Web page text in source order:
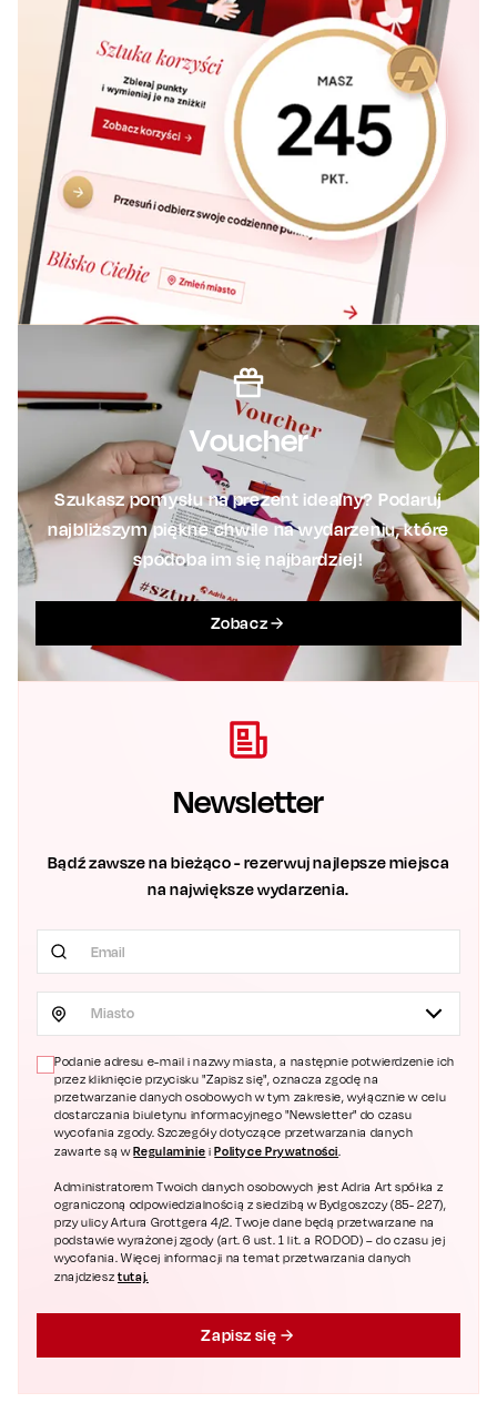
Voucher
Szukasz pomysłu na prezent idealny? Podaruj
najbliższym piękne chwile na wydarzeniu, które
spodoba im się najbardziej!
Zobacz
Newsletter
Bądź zawsze na bieżąco - rezerwuj najlepsze miejsca
na największe wydarzenia.
Miasto
Podanie adresu e-mail i nazwy miasta, a następnie potwierdzenie ich
przez kliknięcie przycisku "Zapisz się", oznacza zgodę na
przetwarzanie danych osobowych w tym zakresie, wyłącznie w celu
dostarczania biuletynu informacyjnego "Newsletter" do czasu
wycofania zgody. Szczegóły dotyczące przetwarzania danych
zawarte są wRegulaminie i Polityce Prywatności.
Administratorem Twoich danych osobowych jest Adria Art spółka z
ograniczoną odpowiedzialnością z siedzibą w Bydgoszczy (85- 227),
przy ulicy Artura Grottgera 4/2. Twoje dane będą przetwarzane na
podstawie wyrażonej zgody (art. 6 ust. 1 lit. a RODOD) – do czasu jej
wycofania. Więcej informacji na temat przetwarzania danych
znajdziesztutaj.
Zapisz się